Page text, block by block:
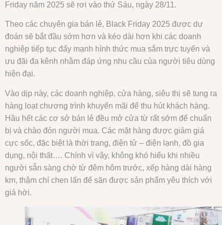
Friday năm 2025 sẽ rơi vào thứ Sáu, ngày 28/11.
Theo các chuyên gia bán lẻ, Black Friday 2025 được dự
đoán sẽ bắt đầu sớm hơn và kéo dài hơn khi các doanh
nghiệp tiếp tục đẩy mạnh hình thức mua sắm trực tuyến và
ưu đãi đa kênh nhằm đáp ứng nhu cầu của người tiêu dùng
hiện đại.
Vào dịp này, các doanh nghiệp, cửa hàng, siêu thị sẽ tung ra
hàng loạt chương trình khuyến mãi để thu hút khách hàng.
Hầu hết các cơ sở bán lẻ đều mở cửa từ rất sớm để chuẩn
bị và chào đón người mua. Các mặt hàng được giảm giá
cực sốc, đặc biệt là thời trang, điện tử – điện lạnh, đồ gia
dụng, nội thất…. Chính vì vậy, không khó hiểu khi nhiều
người sẵn sàng chờ từ đêm hôm trước, xếp hàng dài hàng
km, thậm chí chen lấn để săn được sản phẩm yêu thích với
giá hời.